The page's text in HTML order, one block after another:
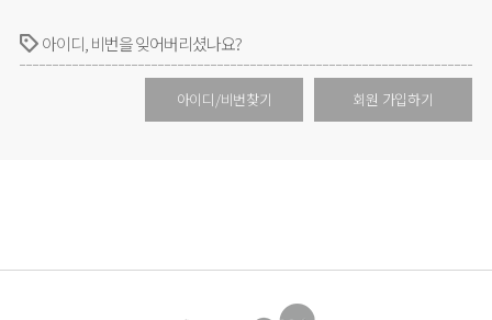
아이디, 비번을 잊어버리셨나요?
회원 가입하기
아이디/비번찾기